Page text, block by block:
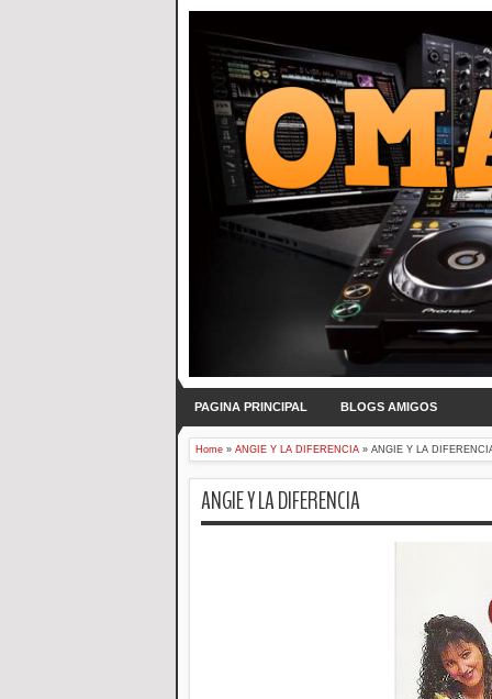
PAGINA PRINCIPAL BLOGS AMIGOS
Home » ANGIE Y LA DIFERENCIA » ANGIE Y LA
ANGIE Y LA DIFERENCIA